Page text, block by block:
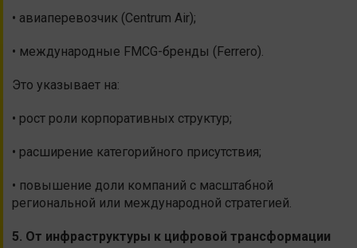
• авиаперевозчик (Centrum Air);
• международные FMCG-бренды (Ferrero).
Это указывает на:
• рост роли корпоративных структур;
• расширение категорийного присутствия;
• повышение доли компаний с масштабной
региональной или международной стратегией.
5. От инфраструктуры к цифровой трансформации